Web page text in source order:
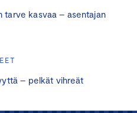
tarve kasvaa – asentajan
– pelkät vihreät